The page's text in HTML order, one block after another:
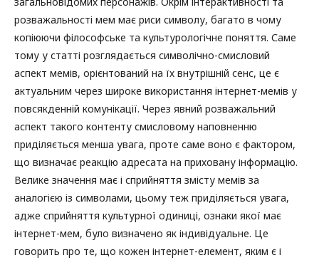
розважальності мем має риси символу, багато в чому
копіюючи філософське та культурологічне поняття. Саме
тому у статті розглядається символічно-смисловий
аспект мемів, орієнтований на їх внутрішній сенс, це є
актуальним через широке використання інтернет-мемів у
повсякденній комунікації. Через явний розважальний
аспект такого контенту смисловому наповненню
приділяється менша увага, проте саме воно є фактором,
що визначає реакцію адресата на приховану інформацію.
Велике значення має і сприйняття змісту мемів за
аналогією із символами, цьому теж приділяється увага,
адже сприйняття культурної одиниці, ознаки якої має
інтернет-мем, було визначено як індивідуальне. Це
говорить про те, що кожен інтернет-елемент, яким є і